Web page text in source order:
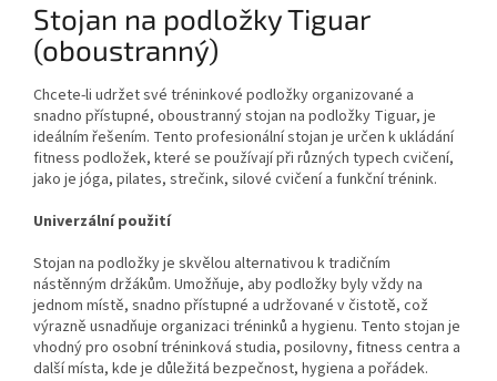
Stojan na podložky Tiguar
(oboustranný)
Chcete-li udržet své tréninkové podložky organizované a
snadno přístupné, oboustranný stojan na podložky Tiguar, je
ideálním řešením. Tento profesionální stojan je určen k ukládání
fitness podložek, které se používají při různých typech cvičení,
jako je jóga, pilates, strečink, silové cvičení a funkční trénink.
Univerzální použití
Stojan na podložky je skvělou alternativou k tradičním
nástěnným držákům. Umožňuje, aby podložky byly vždy na
jednom místě, snadno přístupné a udržované v čistotě, což
výrazně usnadňuje organizaci tréninků a hygienu. Tento stojan je
vhodný pro osobní tréninková studia, posilovny, fitness centra a
další místa, kde je důležitá bezpečnost, hygiena a pořádek.